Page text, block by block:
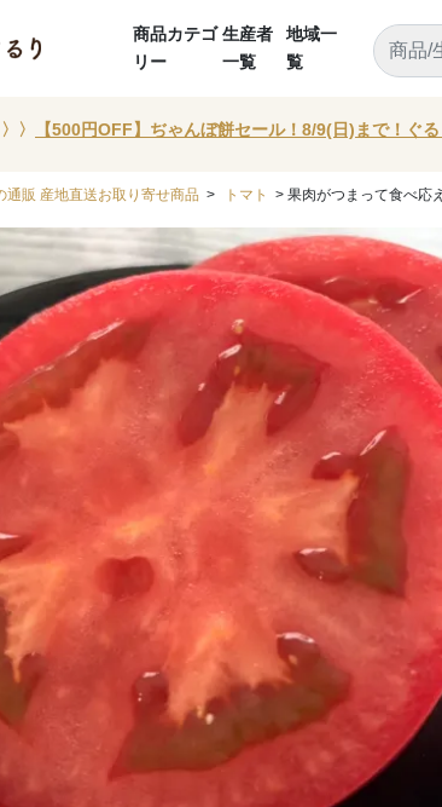
商品カテゴ
リー
生産者
一覧
地域一
覧
〉〉 【500円OFF】ぢゃんぼ餅セール！8/9(日)まで！ぐ
通販 産地直送お取り寄せ商品 > トマト > 果肉がつまって食べ応